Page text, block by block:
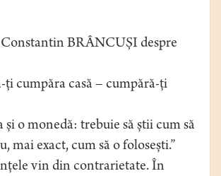
BRÂNCUȘI despre
ți cumpăra casă – cumpără-ți
și o monedă: trebuie să știi cum să
mai exact, cum să o folosești.”
vin din contrarietate. În